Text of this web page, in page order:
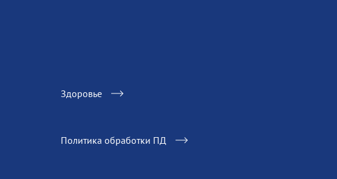
Здоровье
Политика обработки ПД